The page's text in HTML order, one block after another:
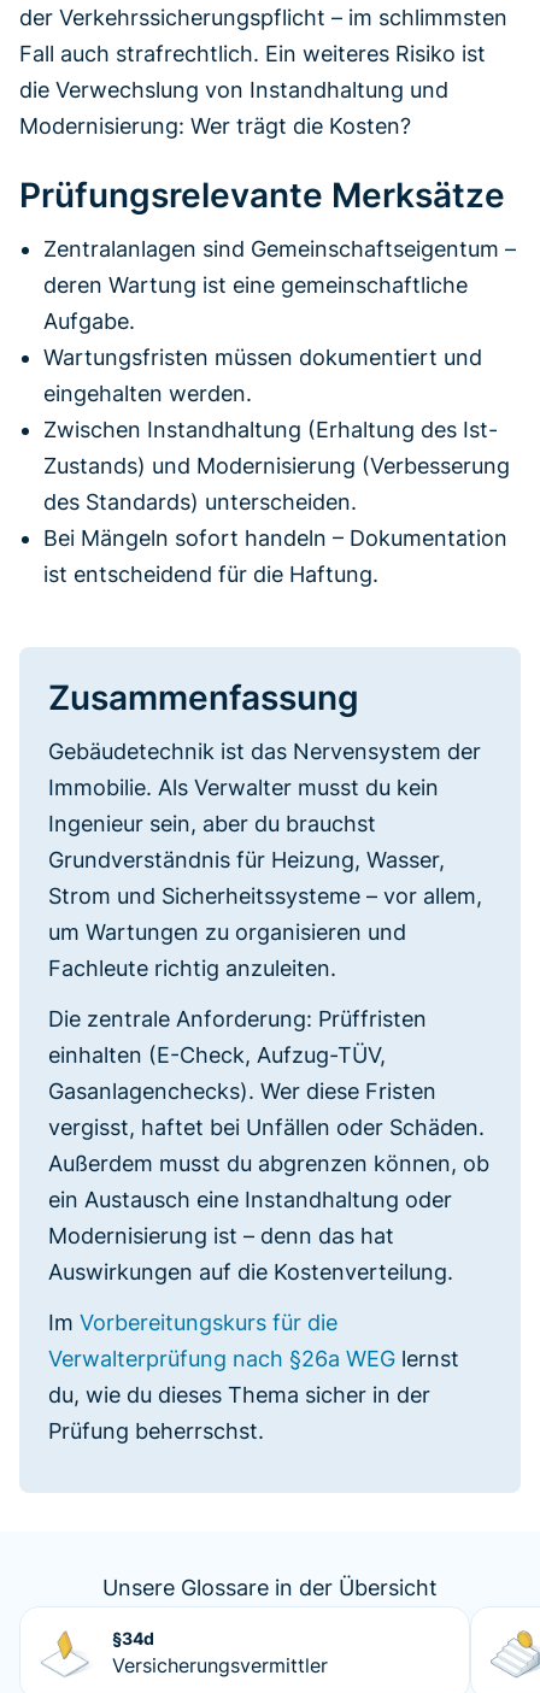
der Verkehrssicherungspflicht – im schlimmsten
Fall auch strafrechtlich. Ein weiteres Risiko ist
die Verwechslung von Instandhaltung und
Modernisierung: Wer trägt die Kosten?
Prüfungsrelevante Merksätze
Zentralanlagen sind Gemeinschaftseigentum –
deren Wartung ist eine gemeinschaftliche
Aufgabe.
Wartungsfristen müssen dokumentiert und
eingehalten werden.
Zwischen Instandhaltung (Erhaltung des Ist-
Zustands) und Modernisierung (Verbesserung
des Standards) unterscheiden.
Bei Mängeln sofort handeln – Dokumentation
ist entscheidend für die Haftung.
Zusammenfassung
Gebäudetechnik ist das Nervensystem der
Immobilie. Als Verwalter musst du kein
Ingenieur sein, aber du brauchst
Grundverständnis für Heizung, Wasser,
Strom und Sicherheitssysteme – vor allem,
um Wartungen zu organisieren und
Fachleute richtig anzuleiten.
Die zentrale Anforderung: Prüffristen
einhalten (E-Check, Aufzug-TÜV,
Gasanlagenchecks). Wer diese Fristen
vergisst, haftet bei Unfällen oder Schäden.
Außerdem musst du abgrenzen können, ob
ein Austausch eine Instandhaltung oder
Modernisierung ist – denn das hat
Auswirkungen auf die Kostenverteilung.
Im Vorbereitungskurs für die
Verwalterprüfung nach §26a WEG lernst
du, wie du dieses Thema sicher in der
Prüfung beherrschst.
Unsere Glossare in der Übersicht
§34d
Versicherungsvermittler